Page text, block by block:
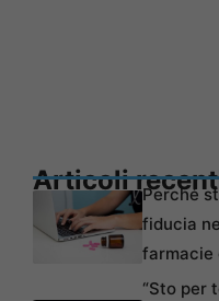
Articoli
Perché
fiducia
farmacie
“Sto per